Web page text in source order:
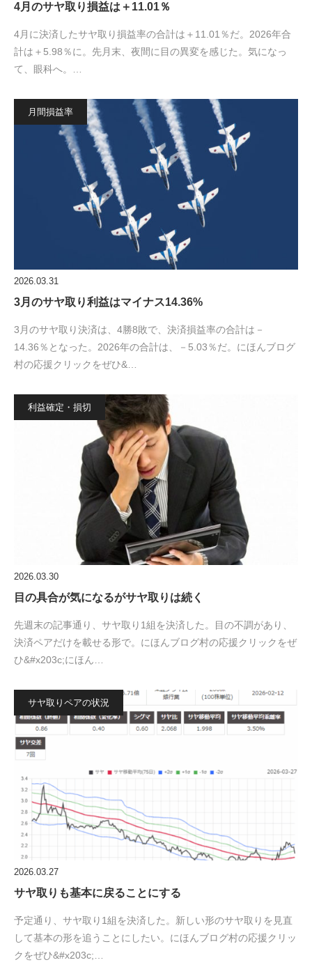
4月のサヤ取り損益は＋11.01％
4月に決済したサヤ取り損益率の合計は＋11.01％だ。2026年合
計は＋5.98％に。先月末、夜間に目の異変を感じた。気になっ
て、眼科へ。…
月間損益率
2026.03.31
3月のサヤ取り利益はマイナス14.36%
3月のサヤ取り決済は、4勝8敗で、決済損益率の合計は－
14.36％となった。2026年の合計は、－5.03％だ。にほんブログ
村の応援クリックをぜひ&…
利益確定・損切
2026.03.30
目の具合が気になるがサヤ取りは続く
先週末の記事通り、サヤ取り1組を決済した。目の不調があり、
決済ペアだけを載せる形で。にほんブログ村の応援クリックをぜ
ひ&#x203c;にほん…
サヤ取りペアの状況
2026.03.27
サヤ取りも基本に戻ることにする
予定通り、サヤ取り1組を決済した。新しい形のサヤ取りを見直
して基本の形を追うことにしたい。にほんブログ村の応援クリッ
クをぜひ&#x203c;…